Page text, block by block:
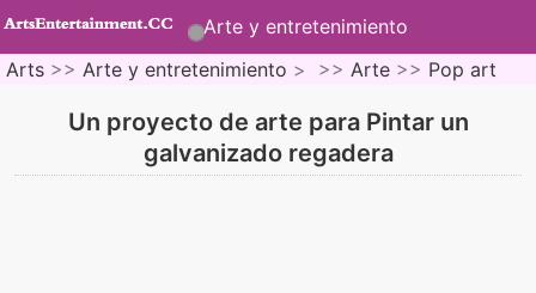
Arte y entretenimiento
Arts >> Arte y entretenimiento > >> Arte >> Pop art
Un proyecto de arte para Pintar un
galvanizado regadera